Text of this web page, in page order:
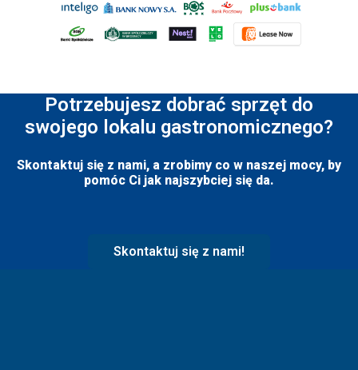
Potrzebujesz dobrać sprzęt do
swojego lokalu gastronomicznego?
Skontaktuj się z nami, a zrobimy co w naszej mocy, by
pomóc Ci jak najszybciej się da.
Skontaktuj się z nami!